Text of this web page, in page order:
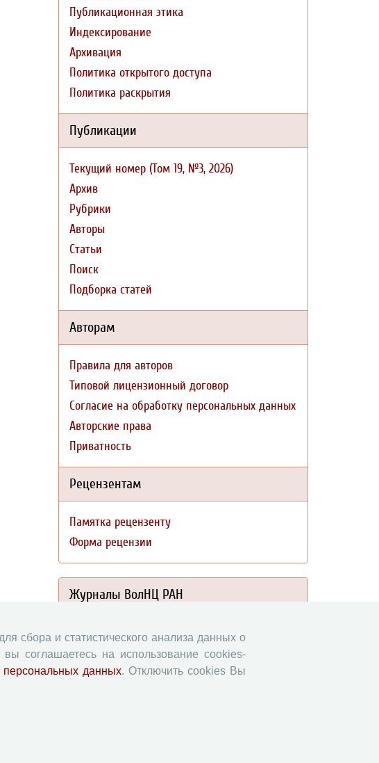
Публикационная этика
Индексирование
Архивация
Политика открытого доступа
Политика раскрытия
Публикации
Текущий номер (Том 19, №3, 2026)
Архив
Рубрики
Авторы
Статьи
Поиск
Подборка статей
Авторам
Правила для авторов
Типовой лицензионный договор
Согласие на обработку персональных данных
Авторские права
Приватность
Рецензентам
Памятка рецензенту
Форма рецензии
Журналы ВолНЦ РАН
Экономические и социальные перемены
Проблемы развития территории
Вопросы территориального развития
сбора и статистического анализа данных о
соглашаетесь на использование cookies-
персональных данных. Отключить cookies Вы